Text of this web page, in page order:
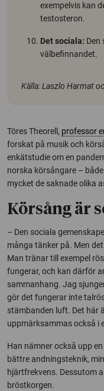
exempelvis kan
testosteron.
Det sociala: Den
välbefinnandet.
Källa: Laszlo Harmat
Töres Theorell, professor
forskat på musik och
enkätstudie om en
norska körsångare –
mycket de saknade olika
Körsång är
– Den sociala
många tänker på. Men
Man tränar till exempel
fungerar, och kan därför
sammanhang. Jag
gör det fungerar inte
stämbanden luft. Det här
uppmärksammas också i
Han nämner också upp
bättre andningsteknik,
hjärtfrekvens. Dessutom
bröstkorgen.